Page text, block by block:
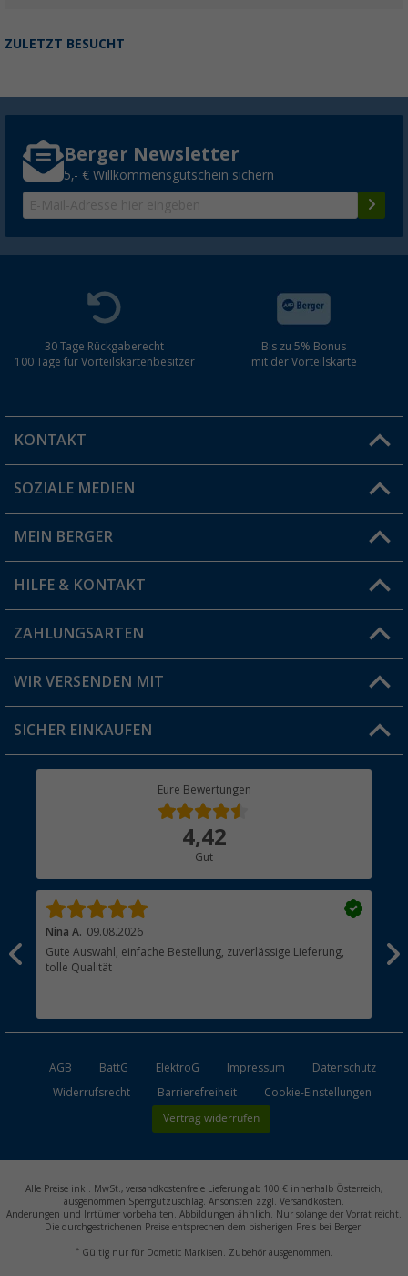
ZULETZT BESUCHT
Berger Newsletter
5,- € Willkommensgutschein sichern
30 Tage Rückgaberecht
100 Tage für Vorteilskartenbesitzer
Bis zu 5% Bonus
mit der Vorteilskarte
KONTAKT
Du hast eine Frage?
Filiale finden
SOZIALE MEDIEN
MEIN BERGER
Vorteilskarte
Blog
Jobs & Karriere
HILFE & KONTAKT
FAQ & Kontakt
Versandinformationen
Rücksendung
ZAHLUNGSARTEN
WIR VERSENDEN MIT
SICHER EINKAUFEN
Eure Bewertungen
4,42
Gut
Nina A. 09.08.2026
Gute Auswahl, einfache Bestellung, zuverlässige Lieferung,
tolle Qualität
AGB BattG ElektroG Impressum
Datenschutz
Widerrufsrecht
Barrierefreiheit Cookie-Einstellungen
Vertrag widerrufen
Alle Preise inkl. MwSt., versandkostenfreie Lieferung ab 100 € innerhalb Österreich,
ausgenommen Sperrgutzuschlag. Ansonsten zzgl. Versandkosten.
Änderungen und Irrtümer vorbehalten. Abbildungen ähnlich. Nur solange der Vorrat reicht.
Die durchgestrichenen Preise entsprechen dem bisherigen Preis bei Berger.
*Gültig nur für Dometic Markisen. Zubehör ausgenommen.